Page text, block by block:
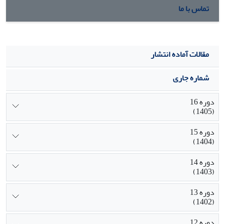
تماس با ما
مقالات آماده انتشار
شماره جاری
دوره 16
(1405)
دوره 15
(1404)
دوره 14
(1403)
دوره 13
(1402)